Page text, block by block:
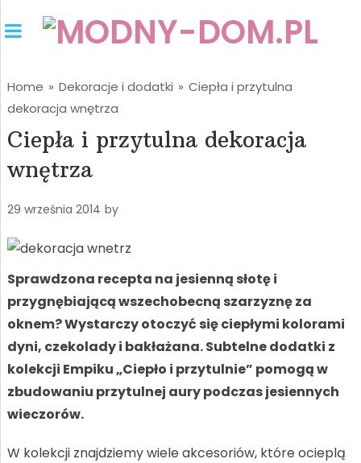
Home » Dekoracje i dodatki » Ciepła i przytulna
dekoracja wnętrza
Ciepła i przytulna dekoracja
wnętrza
29 września 2014 by
Sprawdzona recepta na jesienną słotę i
przygnębiającą wszechobecną szarzyznę za
oknem? Wystarczy otoczyć się ciepłymi kolorami
dyni, czekolady i bakłażana. Subtelne dodatki z
kolekcji Empiku „Ciepło i przytulnie” pomogą w
zbudowaniu przytulnej aury podczas jesiennych
wieczorów.
W kolekcji znajdziemy wiele akcesoriów, które ocieplą